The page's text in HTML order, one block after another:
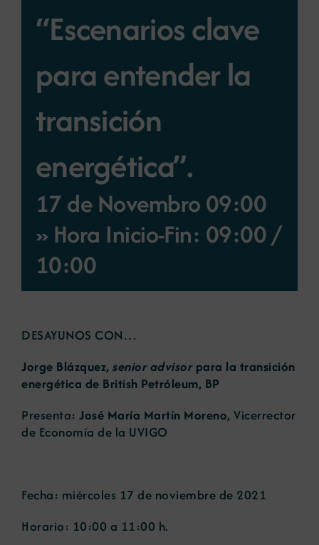
Novas
Portal de emprego
“Escenarios clave
para entender la
transición
energética”.
17 de Novembro 09:00
» Hora Inicio-Fin: 09:00/
10:00
DESAYUNOS CON…
Jorge Blázquez, senior advisorpara la transición
energética de British Petróleum, BP
Presenta: José María Martín Moreno, Vicerrector
de Economía de la UVIGO
Fecha: miércoles 17 de noviembre de 2021
Horario: 10:00 a 11:00 h.